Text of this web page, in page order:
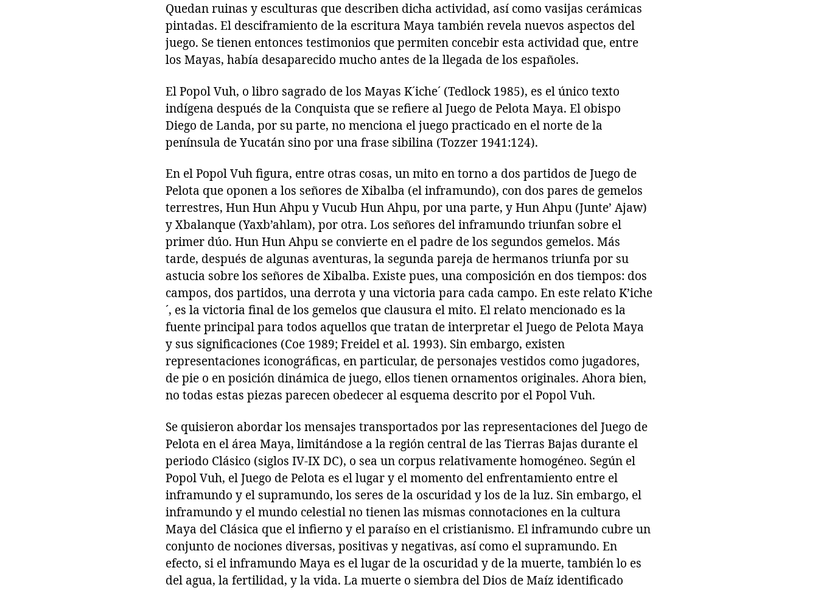
Quedan ruinas y esculturas que describen dicha actividad, así como vasijas cerámicas
pintadas. El desciframiento de la escritura Maya también revela nuevos aspectos del
juego. Se tienen entonces testimonios que permiten concebir esta actividad que, entre
los Mayas, había desaparecido mucho antes de la llegada de los españoles.
El Popol Vuh, o libro sagrado de los Mayas K´iche´ (Tedlock 1985), es el único texto
indígena después de la Conquista que se refiere al Juego de Pelota Maya. El obispo
Diego de Landa, por su parte, no menciona el juego practicado en el norte de la
península de Yucatán sino por una frase sibilina (Tozzer 1941:124).
En el Popol Vuh figura, entre otras cosas, un mito en torno a dos partidos de Juego de
Pelota que oponen a los señores de Xibalba (el inframundo), con dos pares de gemelos
terrestres, Hun Hun Ahpu y Vucub Hun Ahpu, por una parte, y Hun Ahpu (Junte’ Ajaw)
y Xbalanque (Yaxb’ahlam), por otra. Los señores del inframundo triunfan sobre el
primer dúo. Hun Hun Ahpu se convierte en el padre de los segundos gemelos. Más
tarde, después de algunas aventuras, la segunda pareja de hermanos triunfa por su
astucia sobre los señores de Xibalba. Existe pues, una composición en dos tiempos: dos
campos, dos partidos, una derrota y una victoria para cada campo. En este relato K’iche
´, es la victoria final de los gemelos que clausura el mito. El relato mencionado es la
fuente principal para todos aquellos que tratan de interpretar el Juego de Pelota Maya
y sus significaciones (Coe 1989; Freidel et al. 1993). Sin embargo, existen
representaciones iconográficas, en particular, de personajes vestidos como jugadores,
de pie o en posición dinámica de juego, ellos tienen ornamentos originales. Ahora bien,
no todas estas piezas parecen obedecer al esquema descrito por el Popol Vuh.
Se quisieron abordar los mensajes transportados por las representaciones del Juego de
Pelota en el área Maya, limitándose a la región central de las Tierras Bajas durante el
periodo Clásico (siglos IV-IX DC), o sea un corpus relativamente homogéneo. Según el
Popol Vuh, el Juego de Pelota es el lugar y el momento del enfrentamiento entre el
inframundo y el supramundo, los seres de la oscuridad y los de la luz. Sin embargo, el
inframundo y el mundo celestial no tienen las mismas connotaciones en la cultura
Maya del Clásica que el infierno y el paraíso en el cristianismo. El inframundo cubre un
conjunto de nociones diversas, positivas y negativas, así como el supramundo. En
efecto, si el inframundo Maya es el lugar de la oscuridad y de la muerte, también lo es
del agua, la fertilidad, y la vida. La muerte o siembra del Dios de Maíz identificado